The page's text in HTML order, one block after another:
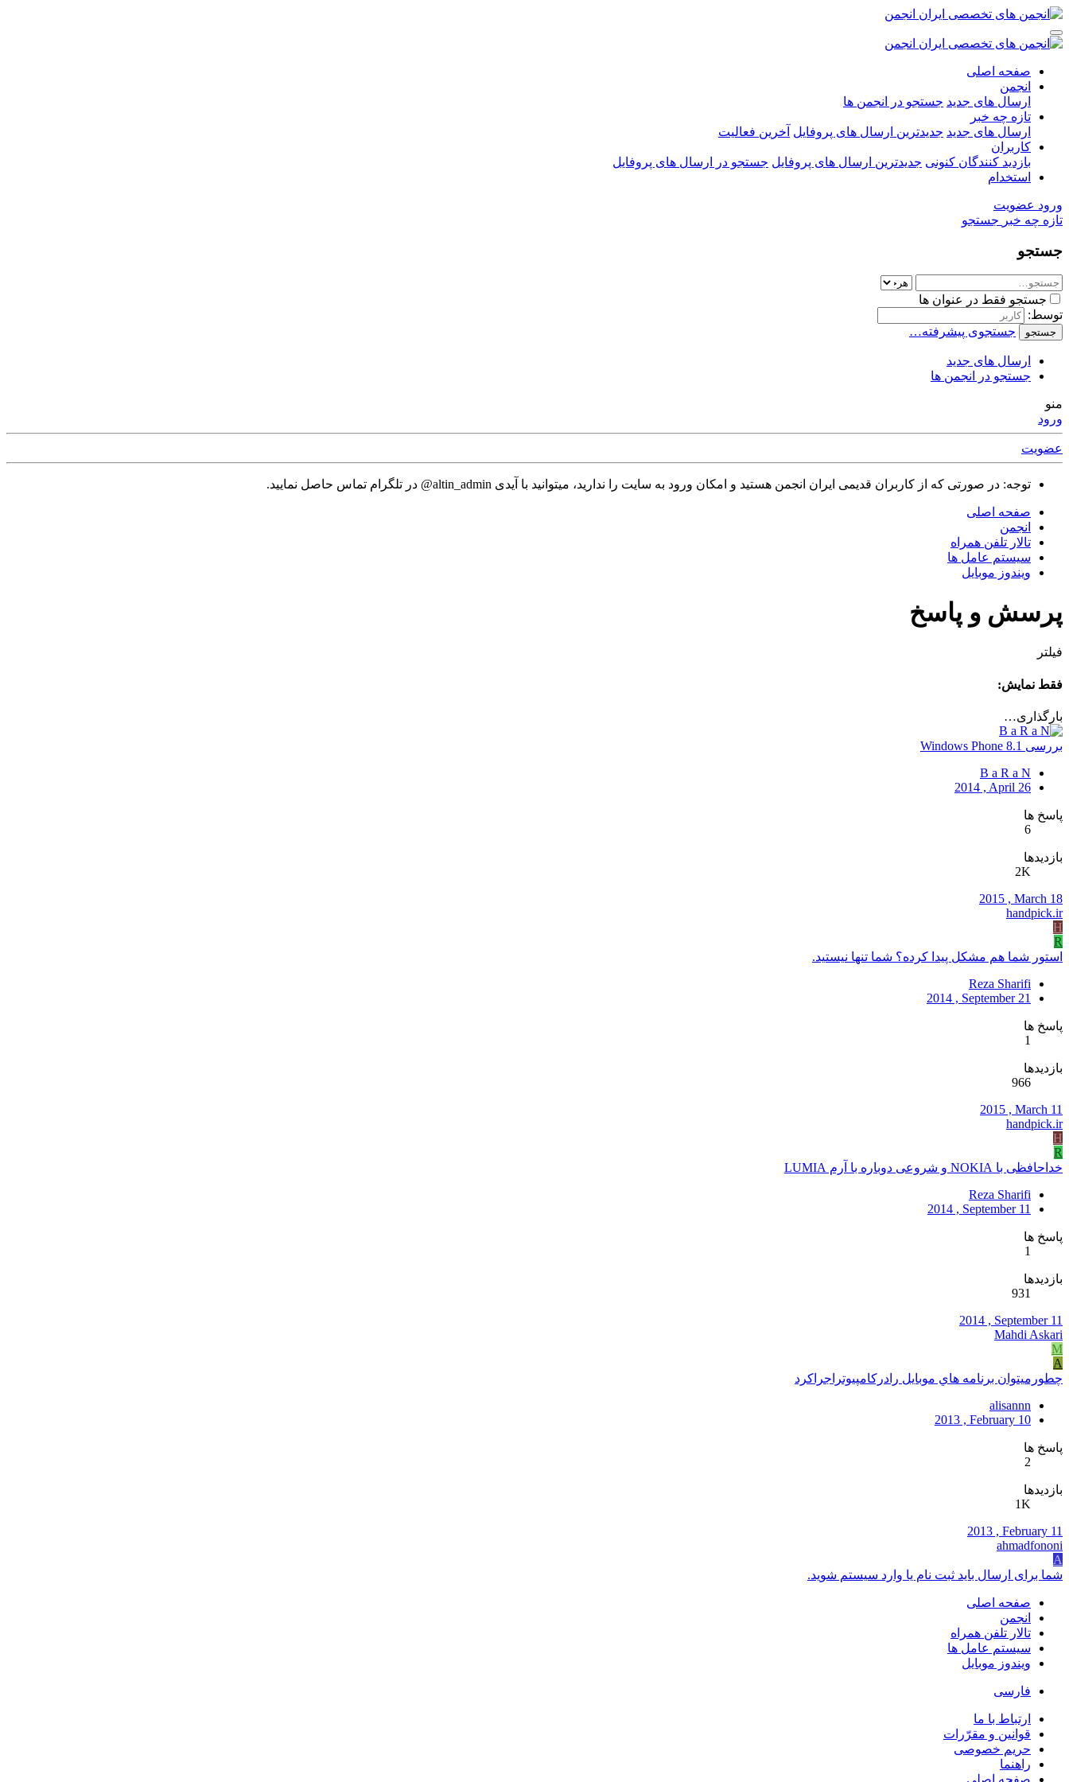
صفحه اصلی
انجمن
ارسال های جدید جستجو در انجمن ها
تازه چه خبر
ارسال های جدید جدیدترین ارسال های پروفایل آخرین فعالیت
کاربران
بازدید کنندگان کنونی جدیدترین ارسال های پروفایل جستجو در ارسال های پروفایل
استخدام
ورود عضویت
تازه چه خبر جستجو
جستجو
جستجو فقط در عنوان ها
توسط:
جستجو جستجوی پیشرفته…
ارسال های جدید
جستجو در انجمن ها
منو
ورود
عضویت
توجه: در صورتی که از کاربران قدیمی ایران انجمن هستید و امکان ورود به سایت را ندارید، میتوانید با آیدی altin_admin@ در تلگرام تماس حاصل نمایید.
صفحه اصلی
انجمن
تالار تلفن همراه
سیستم عامل ها
ویندوز موبایل
پرسش و پاسخ
فیلتر
فقط نمایش:
بارگذاری…
بررسی Windows Phone 8.1
B a R a N
2014 , April 26
پاسخ ها
6
بازدیدها
2K
2015 , March 18
handpick.ir
H
R
استور شما هم مشکل پیدا کرده؟ شما تنها نیستید.
Reza Sharifi
2014 , September 21
پاسخ ها
1
بازدیدها
966
2015 , March 11
handpick.ir
H
R
خداحافظی با NOKIA و شروعی دوباره با آرم LUMIA
Reza Sharifi
2014 , September 11
پاسخ ها
1
بازدیدها
931
2014 , September 11
Mahdi Askari
M
A
چطورميتوان برنامه هاي موبايل رادركامپيوتراجراكرد
alisannn
2013 , February 10
پاسخ ها
2
بازدیدها
1K
2013 , February 11
ahmadfononi
A
شما برای ارسال باید ثبت نام یا وارد سیستم شوید.
صفحه اصلی
انجمن
تالار تلفن همراه
سیستم عامل ها
ویندوز موبایل
فارسی
ارتباط با ما
قوانین و مقرّرات
حریم خصوصی
راهنما
صفحه اصلی